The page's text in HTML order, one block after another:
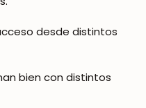
desde distintos
bien con distintos